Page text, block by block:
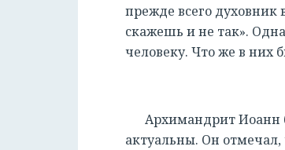
прежде всего
скажешь и не так».
человеку. Что же в них
Архимандрит Иоанн
актуальны. Он отмечал,